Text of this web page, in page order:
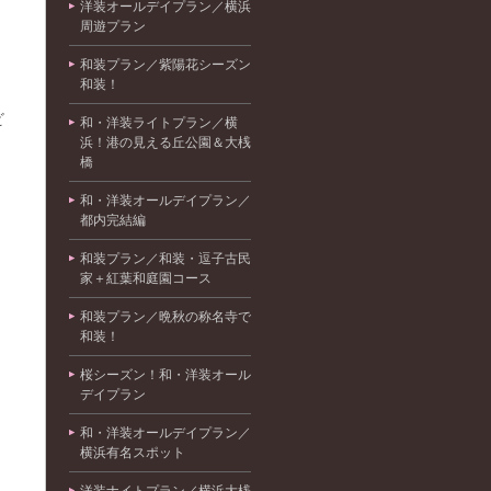
洋装オールデイプラン／横浜
周遊プラン
和装プラン／紫陽花シーズン
和装！
和・洋装ライトプラン／横
浜！港の見える丘公園＆大桟
橋
和・洋装オールデイプラン／
都内完結編
和装プラン／和装・逗子古民
家＋紅葉和庭園コース
和装プラン／晩秋の称名寺で
和装！
桜シーズン！和・洋装オール
デイプラン
和・洋装オールデイプラン／
横浜有名スポット